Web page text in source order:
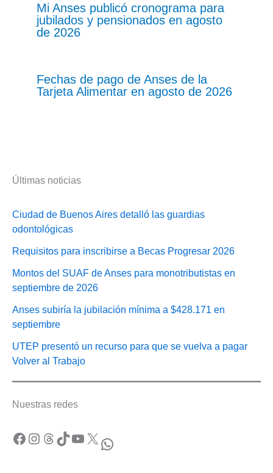
Mi Anses publicó cronograma para
jubilados y pensionados en agosto
de 2026
Fechas de pago de Anses de la
Tarjeta Alimentar en agosto de 2026
Últimas noticias
Ciudad de Buenos Aires detalló las guardias
odontológicas
Requisitos para inscribirse a Becas Progresar 2026
Montos del SUAF de Anses para monotributistas en
septiembre de 2026
Anses subiría la jubilación mínima a $428.171 en
septiembre
UTEP presentó un recurso para que se vuelva a pagar
Volver al Trabajo
Nuestras redes
Facebook Instagram Threads TikTok YouTube X WhatsApp